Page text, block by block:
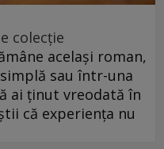
colecție
același roman,
sau într-una
ai ținut vreodată în
că experiența nu